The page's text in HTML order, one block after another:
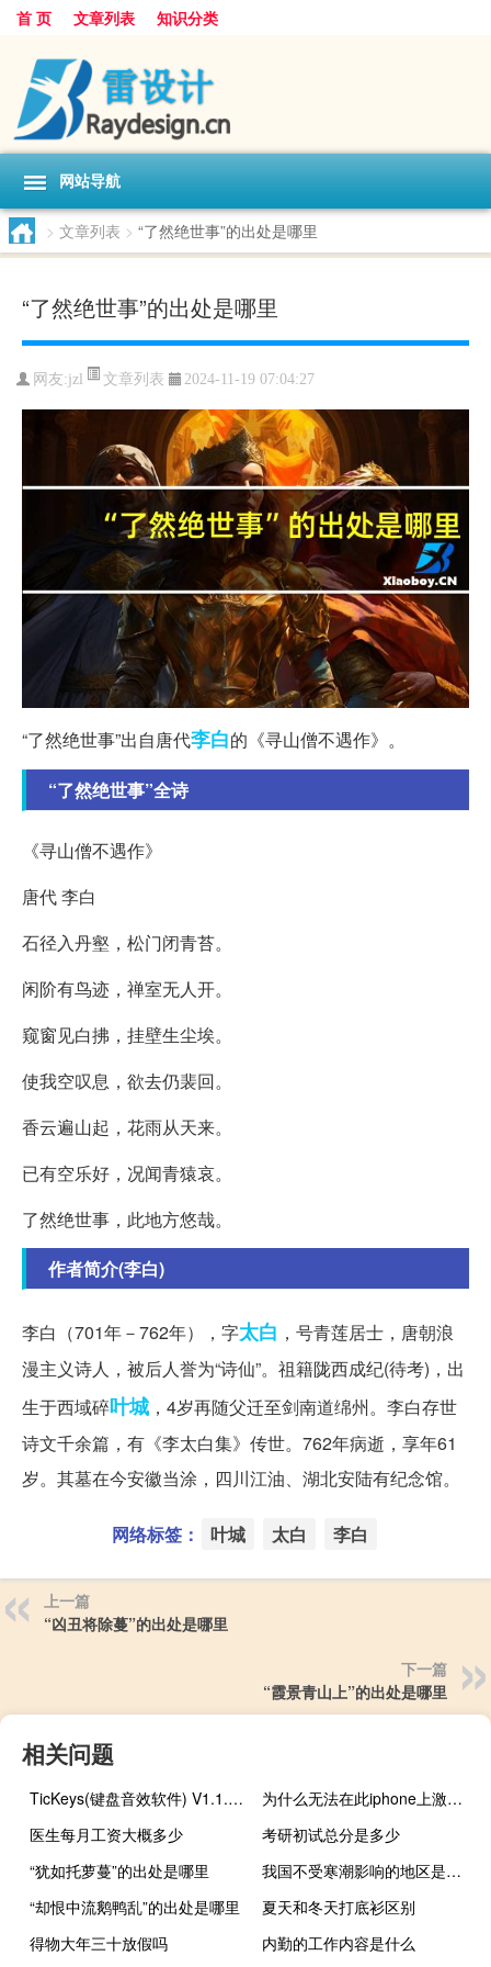
首 页 文章列表 知识分类
网站导航
> 文章列表 > “了然绝世事”的出处是哪里
“了然绝世事”的出处是哪里
网友:jzl 文章列表 2024-11-19 07:04:27
“了然绝世事”出自唐代李白的《寻山僧不遇作》。
“了然绝世事”全诗
《寻山僧不遇作》
唐代 李白
石径入丹壑，松门闭青苔。
闲阶有鸟迹，禅室无人开。
窥窗见白拂，挂壁生尘埃。
使我空叹息，欲去仍裴回。
香云遍山起，花雨从天来。
已有空乐好，况闻青猿哀。
了然绝世事，此地方悠哉。
作者简介(李白)
李白（701年－762年），字太白 ，号青莲居士，唐朝浪
漫主义诗人，被后人誉为“诗仙”。祖籍陇西成纪(待考)，出
生于西域碎叶城 ，4岁再随父迁至剑南道绵州。李白存世
诗文千余篇，有《李太白集》传世。762年病逝，享年61
岁。其墓在今安徽当涂，四川江油、湖北安陆有纪念馆。
网络标签： 叶城 太白 李白
上一篇
“凶丑将除蔓”的出处是哪里
下一篇
“霞景青山上”的出处是哪里
相关问题
TicKeys(键盘音效软件) V1.1.1 官方版（TicKeys(键盘音效软件) V1.1.1 官方版功能简介）
为什么无法在此iphone上激活触控id（无法在iphone上激活触控id怎么回事）
医生每月工资大概多少
考研初试总分是多少
“犹如托萝蔓”的出处是哪里
我国不受寒潮影响的地区是梦幻西游手游（我国不受寒潮影响的地区是）
“却恨中流鹅鸭乱”的出处是哪里
夏天和冬天打底衫区别
得物大年三十放假吗
内勤的工作内容是什么